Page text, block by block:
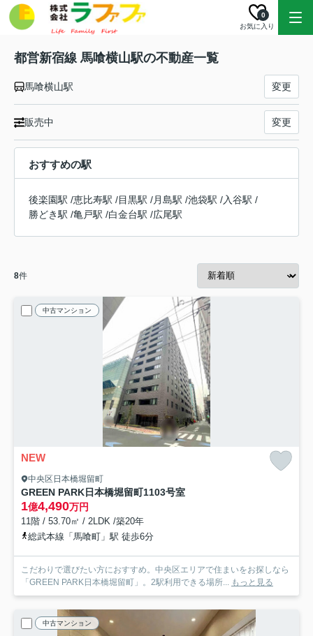
お気に入り
0
都営新宿線 馬喰横山駅の不動産一覧
馬喰横山駅 変更
販売中 変更
おすすめの駅
後楽園駅 /恵比寿駅 /目黒駅 /月島駅 /池袋駅 /入谷駅 /
勝どき駅 /亀戸駅 /白金台駅 /広尾駅
8件
中古マンション
NEW
中央区日本橋堀留町
GREEN PARK日本橋堀留町1103号室
1億4,490万円
11階 / 53.70㎡ / 2LDK /築20年
総武本線「馬喰町」駅 徒歩6分
こだわりで選びたい方におすすめ。中央区エリアで住まいをお探しなら
「GREEN PARK日本橋堀留町」。2駅利用できる場所... もっと見る
中古マンション